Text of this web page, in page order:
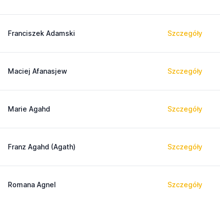
Franciszek Adamski Szczegóły
Maciej Afanasjew Szczegóły
Marie Agahd Szczegóły
Franz Agahd (Agath) Szczegóły
Romana Agnel Szczegóły